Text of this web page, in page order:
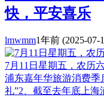
快，平安喜乐
lmwmm1年前 (2025-07-
7月11日星期五，农历
浦东嘉年华旅游消费季
礼”2、截至去年底上海